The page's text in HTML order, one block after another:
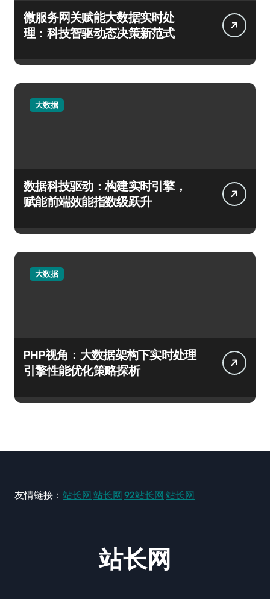
微服务网关赋能大数据实时处
理：科技智驱动态决策新范式
大数据
数据科技驱动：构建实时引擎，
赋能前端效能指数级跃升
大数据
PHP视角：大数据架构下实时处理
引擎性能优化策略探析
友情链接： 站长网 站长网 92站长网 站长网
站长网